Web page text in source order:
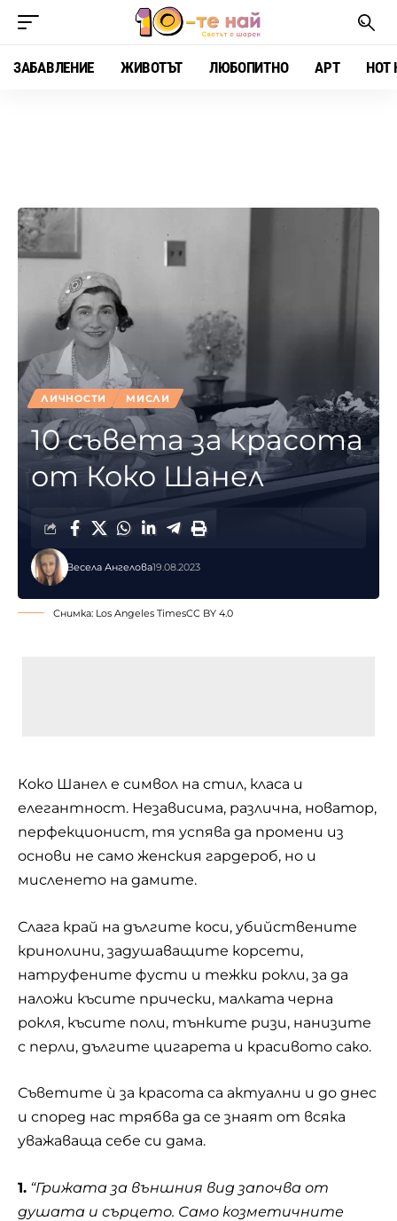
ЗАБАВЛЕНИЕ ЖИВОТЪТ ЛЮБОПИТНО АРТ HOT
ЛИЧНОСТИ МИСЛИ
10 съвета за красота
от Коко Шанел
Весела Ангелова19.08.2023
Снимка: Los Angeles TimesCC BY 4.0
Коко Шанел е символ на стил, класа и
елегантност. Независима, различна, новатор,
перфекционист, тя успява да промени из
основи не само женския гардероб, но и
мисленето на дамите.
Слага край на дългите коси, убийствените
кринолини, задушаващите корсети,
натруфените фусти и тежки рокли, за да
наложи късите прически, малката черна
рокля, късите поли, тънките ризи, нанизите
с перли, дългите цигарета и красивото сако.
Съветите ѝ за красота са актуални и до днес
и според нас трябва да се знаят от всяка
уважаваща себе си дама.
1. “Грижата за външния вид започва от
душата и сърцето. Само козметичните